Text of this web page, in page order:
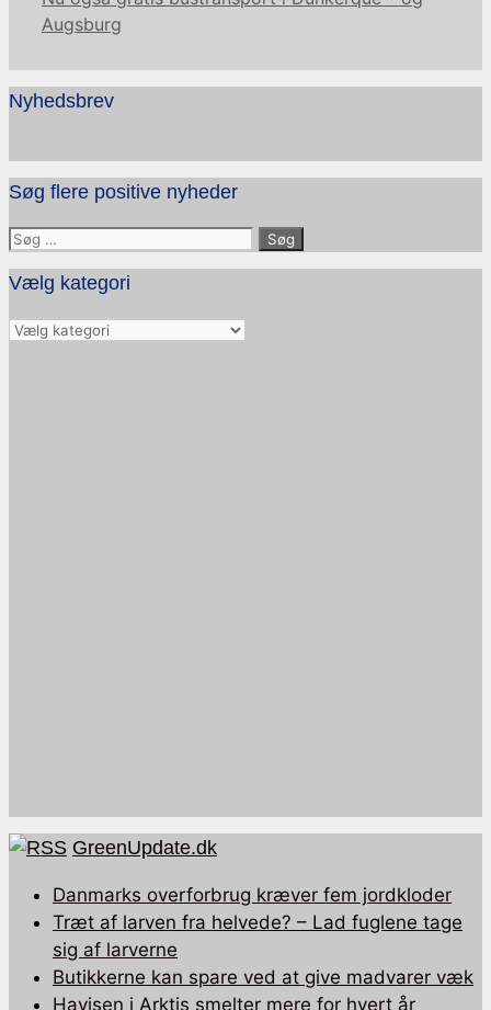
Augsburg
Nyhedsbrev
Søg flere positive nyheder
Søg
efter:
Vælg kategori
Vælg
GreenUpdate.dk
Danmarks overforbrug kræver fem jordkloder
Træt af larven fra helvede? – Lad fuglene tage
sig af larverne
Butikkerne kan spare ved at give madvarer væk
Havisen i Arktis smelter mere for hvert år